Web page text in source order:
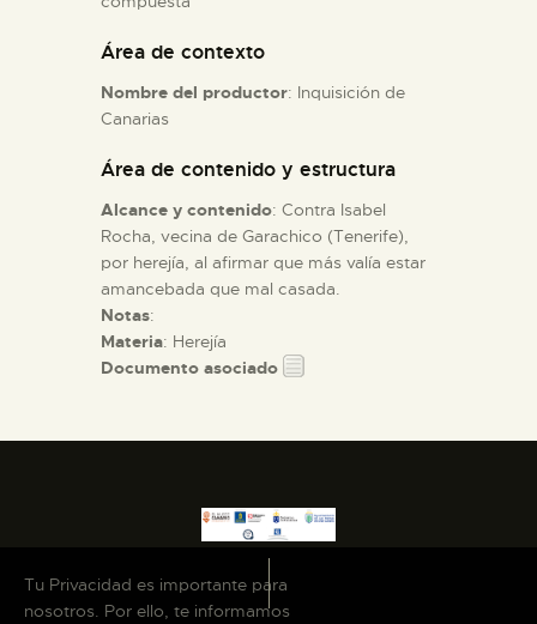
Área de contexto
Nombre del productor: Inquisición de
Canarias
Área de contenido y estructura
Alcance y contenido: Contra Isabel
Rocha, vecina de Garachico (Tenerife),
por herejía, al afirmar que más valía estar
amancebada que mal casada.
Notas:
Materia: Herejía
Documento asociado
Tu Privacidad es importante para
nosotros. Por ello, te informamos